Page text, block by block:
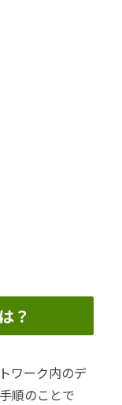
？
ワーク内のデ
順のことで